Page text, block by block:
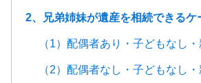
2、兄弟姉妹が遺産を相続できるケ
（1）配偶者あり・子どもなし
（2）配偶者なし・子どもなし